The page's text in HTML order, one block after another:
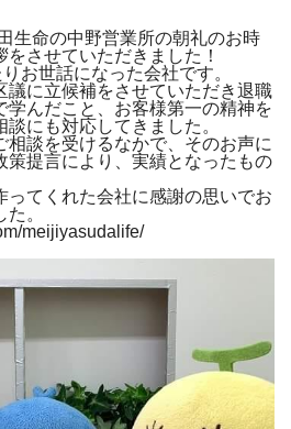
生命の中野営業所の朝礼のお時
させていただきました！
お世話になった会社です。
議に立候補をさせていただき退職
学んだこと、お客様第一の精神を
にも対応してきました。
相談を受けるなかで、そのお声に
策提言により、実績となったもの
ってくれた会社に感謝の思いでお
。
meijiyasudalife/